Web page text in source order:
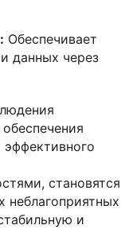
Обеспечивает
данных через
эффективного
становятся
неблагоприятных
и